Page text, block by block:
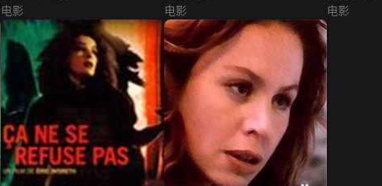
电影
电影
电影